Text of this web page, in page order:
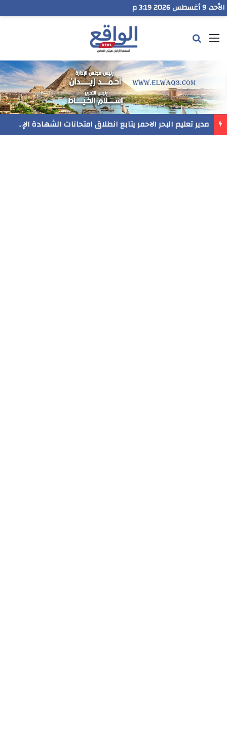
الأحد، 9 أغسطس 2026 3:19 م
القائمة
مدير تعليم البحر الاحمر يتابع انطلاق امتحانات الشهادة الإعدادية ويؤكد: الانضباط